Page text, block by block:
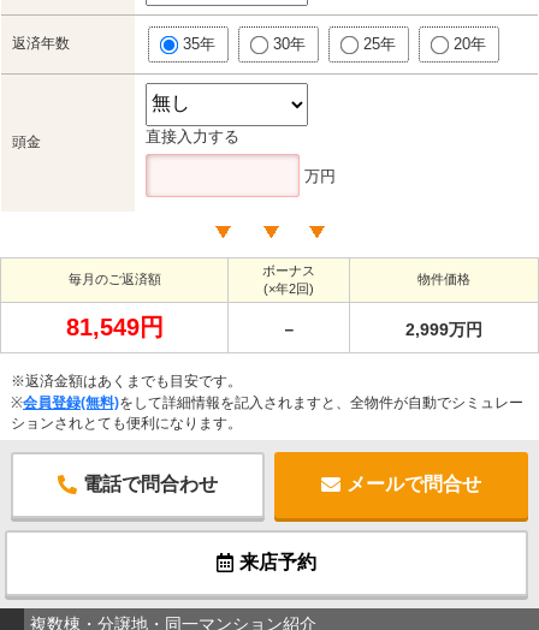
返済年数 35年 30年 25年 20年
頭金 直接入力する
万円
毎月のご返済額
ボーナス
(×年2回)
物件価格
81,549円 － 2,999万円
※返済金額はあくまでも目安です。
※会員登録(無料)をして詳細情報を記入されますと、全物件が自動でシミュレー
ションされとても便利になります。
電話で問合わせ メールで問合せ
来店予約
複数棟・分譲地・同一マンション紹介